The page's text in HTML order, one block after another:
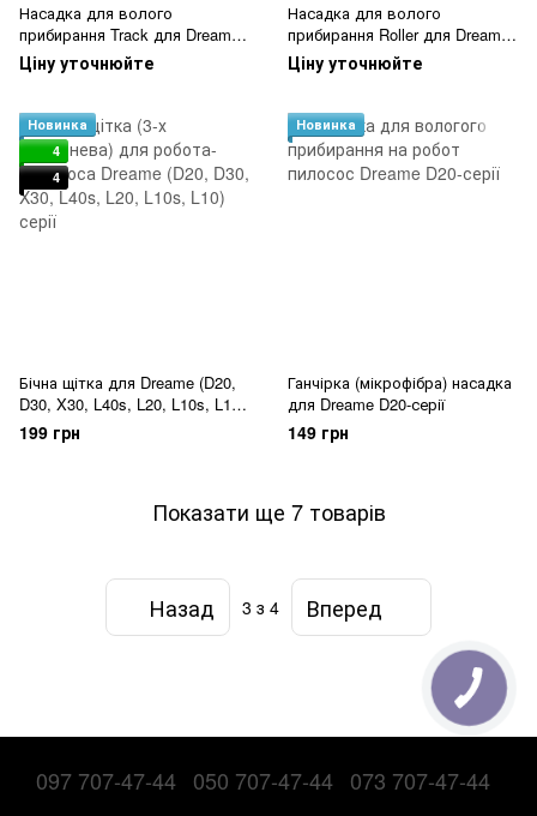
Насадка для волого
прибирання Track для Dreame
Aqua Серії
Ціну уточнюйте
Насадка для волого
прибирання Roller для Dreame
Aqua Серії
Ціну уточнюйте
Новинка
4
4
Бічна щітка для Dreame (D20,
D30, X30, L40s, L20, L10s, L10)
серія
199 грн
Новинка
Ганчірка (мікрофібра) насадка
для Dreame D20-серії
149 грн
Показати ще 7 товарів
Назад 3 з 4 Вперед
097 707-47-44 050 707-47-44 073 707-47-44